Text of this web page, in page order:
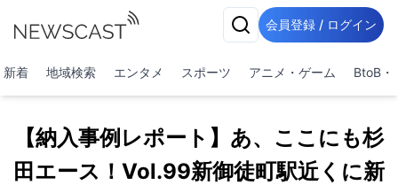
会員登録 / ログイン
新着 地域検索 エンタメ スポーツ アニメ・ゲーム BtoB・
【納入事例レポート】あ、ここにも杉
田エース！Vol.99新御徒町駅近くに新